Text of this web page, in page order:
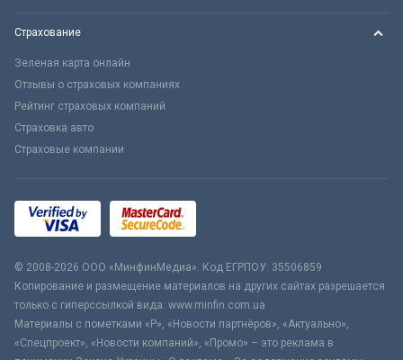
Страхование
Зеленая карта онлайн
Отзывы о страховых компаниях
Рейтинг страховых компаний
Страховка авто
Страховые компании
© 2008-2026 ООО «МинфинМедиа». Код ЕГРПОУ: 35506859
Копирование и размещение материалов на других сайтах разрешается
только с гиперссылкой вида: www.minfin.com.ua
Материалы с пометками «Р», «Новости партнёров», «Актуально»,
«Спецпроект», «Новости компаний», «Промо» – это реклама в